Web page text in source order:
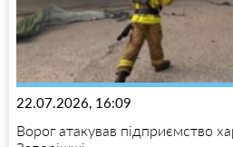
22.07.2026, 16:09
Ворог атакував підприємство